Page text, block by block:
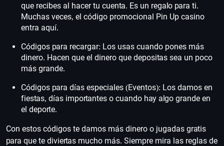
que recibes al hacer tu cuenta. Es un regalo para ti.
Muchas veces, el código promocional Pin Up casino
entra aquí.
Códigos para recargar: Los usas cuando pones más
dinero. Hacen que el dinero que depositas sea un poco
más grande.
Códigos para días especiales (Eventos): Los damos en
fiestas, días importantes o cuando hay algo grande en
el deporte.
Con estos códigos te damos más dinero o jugadas gratis
para que te diviertas mucho más. Siempre mira las reglas de